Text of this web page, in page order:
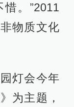
。”2011
物质文化
灯会今年
为主题，